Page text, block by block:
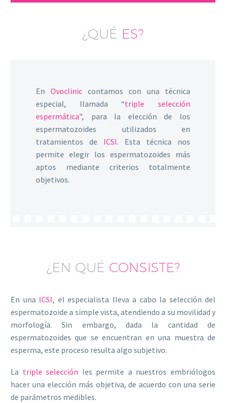
¿QUÉ ES?
En Ovoclinic contamos con una técnica
especial, llamada “triple selección
espermática”, para la elección de los
espermatozoides utilizados en
tratamientos de ICSI. Esta técnica nos
permite elegir los espermatozoides más
aptos mediante criterios totalmente
objetivos.
¿EN QUÉ CONSISTE?
En una ICSI, el especialista lleva a cabo la selección del
espermatozoide a simple vista, atendiendo a su movilidad y
morfología. Sin embargo, dada la cantidad de
espermatozoides que se encuentran en una muestra de
esperma, este proceso resulta algo subjetivo.
La triple selección les permite a nuestros embriólogos
hacer una elección más objetiva, de acuerdo con una serie
de parámetros medibles.